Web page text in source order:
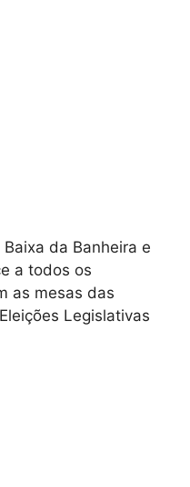
da Banheira e
a todos os
as mesas das
Legislativas